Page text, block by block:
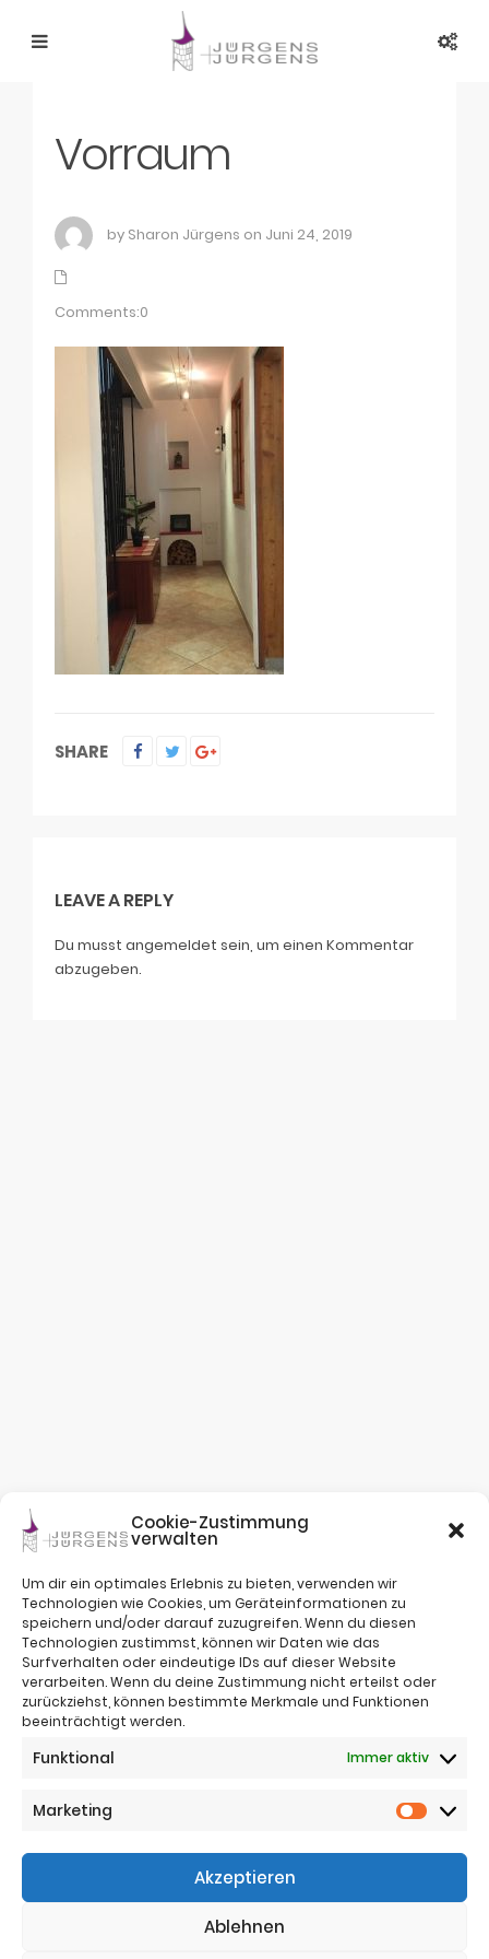
Cookie-Zustimmung
verwalten
Um dir ein optimales Erlebnis zu bieten, verwenden wir
Technologien wie Cookies, um Geräteinformationen zu
speichern und/oder darauf zuzugreifen. Wenn du diesen
Technologien zustimmst, können wir Daten wie das
Surfverhalten oder eindeutige IDs auf dieser Website
verarbeiten. Wenn du deine Zustimmung nicht erteilst oder
zurückziehst, können bestimmte Merkmale und Funktionen
beeinträchtigt werden.
Funktional Immer aktiv
Marketing
Akzeptieren
Ablehnen
Vorraum
by Sharon Jürgens on Juni 24, 2019
Comments:0
SHARE
LEAVE A REPLY
Du musst angemeldet sein, um einen Kommentar
abzugeben.
Telefon:+43 (0)664 4221383
Telefon:+43 (0)650 5836683
office@jj-immo.at